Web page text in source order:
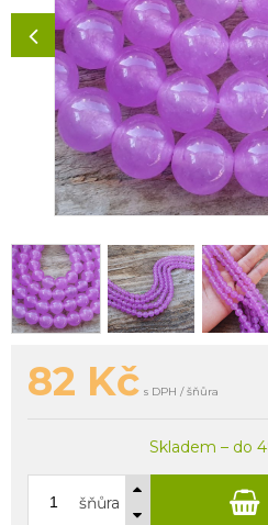
82 Kč s DPH / šňůra
Skladem – do
šňůra